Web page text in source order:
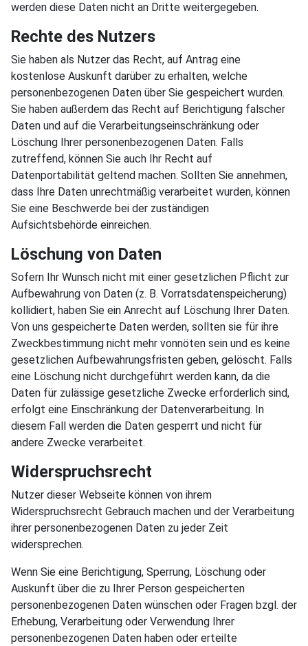
werden diese Daten nicht an Dritte weitergegeben.
Rechte des Nutzers
Sie haben als Nutzer das Recht, auf Antrag eine
kostenlose Auskunft darüber zu erhalten, welche
personenbezogenen Daten über Sie gespeichert wurden.
Sie haben außerdem das Recht auf Berichtigung falscher
Daten und auf die Verarbeitungseinschränkung oder
Löschung Ihrer personenbezogenen Daten. Falls
zutreffend, können Sie auch Ihr Recht auf
Datenportabilität geltend machen. Sollten Sie annehmen,
dass Ihre Daten unrechtmäßig verarbeitet wurden, können
Sie eine Beschwerde bei der zuständigen
Aufsichtsbehörde einreichen.
Löschung von Daten
Sofern Ihr Wunsch nicht mit einer gesetzlichen Pflicht zur
Aufbewahrung von Daten (z. B. Vorratsdatenspeicherung)
kollidiert, haben Sie ein Anrecht auf Löschung Ihrer Daten.
Von uns gespeicherte Daten werden, sollten sie für ihre
Zweckbestimmung nicht mehr vonnöten sein und es keine
gesetzlichen Aufbewahrungsfristen geben, gelöscht. Falls
eine Löschung nicht durchgeführt werden kann, da die
Daten für zulässige gesetzliche Zwecke erforderlich sind,
erfolgt eine Einschränkung der Datenverarbeitung. In
diesem Fall werden die Daten gesperrt und nicht für
andere Zwecke verarbeitet.
Widerspruchsrecht
Nutzer dieser Webseite können von ihrem
Widerspruchsrecht Gebrauch machen und der Verarbeitung
ihrer personenbezogenen Daten zu jeder Zeit
widersprechen.
Wenn Sie eine Berichtigung, Sperrung, Löschung oder
Auskunft über die zu Ihrer Person gespeicherten
personenbezogenen Daten wünschen oder Fragen bzgl. der
Erhebung, Verarbeitung oder Verwendung Ihrer
personenbezogenen Daten haben oder erteilte